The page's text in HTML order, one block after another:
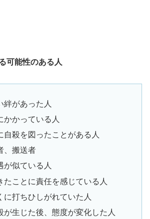
可能性のある人
絆があった人
かかっている人
自殺を図ったことがある人
、搬送者
が似ている人
たことに責任を感じている人
に打ちひしがれていた人
が生じた後、態度が変化した人